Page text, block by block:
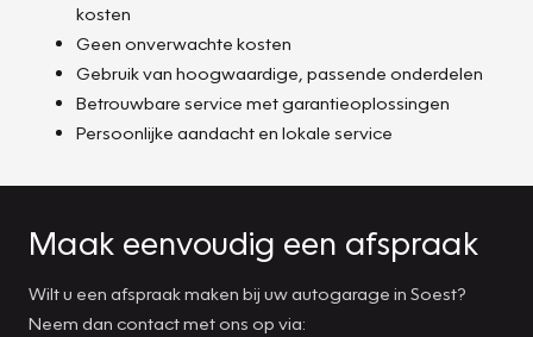
kosten
Geen onverwachte kosten
Gebruik van hoogwaardige, passende onderdelen
Betrouwbare service met garantieoplossingen
Persoonlijke aandacht en lokale service
Maak eenvoudig een afspraak
Wilt u een afspraak maken bij uw autogarage in Soest?
Neem dan contact met ons op via: